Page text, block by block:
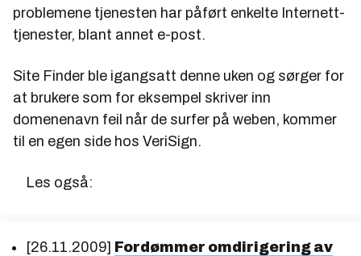
problemene tjenesten har påført enkelte Internett-
tjenester, blant annet e-post.
Site Finder ble igangsatt denne uken og sørger for
at brukere som for eksempel skriver inn
domenenavn feil når de surfer på weben, kommer
til en egen side hos VeriSign.
Les også:
[26.11.2009] Fordømmer omdirigering av